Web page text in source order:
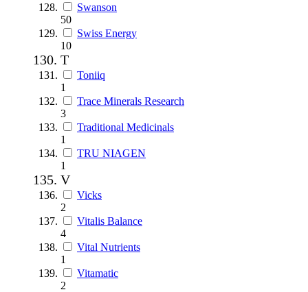
Swanson
50
Swiss Energy
10
T
Toniiq
1
Trace Minerals Research
3
Traditional Medicinals
1
TRU NIAGEN
1
V
Vicks
2
Vitalis Balance
4
Vital Nutrients
1
Vitamatic
2